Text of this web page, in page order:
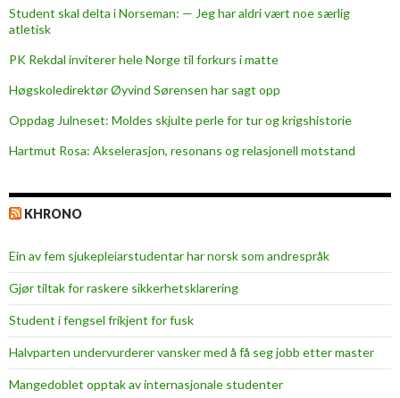
Student skal delta i Norseman: — Jeg har aldri vært noe særlig
atletisk
PK Rekdal inviterer hele Norge til forkurs i matte
Høgskoledirektør Øyvind Sørensen har sagt opp
Oppdag Julneset: Moldes skjulte perle for tur og krigshistorie
Hartmut Rosa: Akselerasjon, resonans og relasjonell motstand
KHRONO
Ein av fem sjukepleiar­studentar har norsk som andrespråk
Gjør tiltak for raskere sikkerhets­klarering
Student i fengsel frikjent for fusk
Halvparten undervurderer vansker med å få seg jobb etter master
Mangedoblet opptak av internasjonale studenter